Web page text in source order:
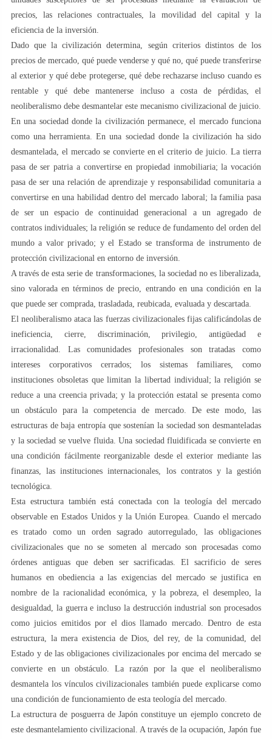
precios, las relaciones contractuales, la movilidad del capital y la
eficiencia de la inversión.
Dado que la civilización determina, según criterios distintos de los
precios de mercado, qué puede venderse y qué no, qué puede transferirse
al exterior y qué debe protegerse, qué debe rechazarse incluso cuando es
rentable y qué debe mantenerse incluso a costa de pérdidas, el
neoliberalismo debe desmantelar este mecanismo civilizacional de juicio.
En una sociedad donde la civilización permanece, el mercado funciona
como una herramienta. En una sociedad donde la civilización ha sido
desmantelada, el mercado se convierte en el criterio de juicio. La tierra
pasa de ser patria a convertirse en propiedad inmobiliaria; la vocación
pasa de ser una relación de aprendizaje y responsabilidad comunitaria a
convertirse en una habilidad dentro del mercado laboral; la familia pasa
de ser un espacio de continuidad generacional a un agregado de
contratos individuales; la religión se reduce de fundamento del orden del
mundo a valor privado; y el Estado se transforma de instrumento de
protección civilizacional en entorno de inversión.
A través de esta serie de transformaciones, la sociedad no es liberalizada,
sino valorada en términos de precio, entrando en una condición en la
que puede ser comprada, trasladada, reubicada, evaluada y descartada.
El neoliberalismo ataca las fuerzas civilizacionales fijas calificándolas de
ineficiencia, cierre, discriminación, privilegio, antigüedad e
irracionalidad. Las comunidades profesionales son tratadas como
intereses corporativos cerrados; los sistemas familiares, como
instituciones obsoletas que limitan la libertad individual; la religión se
reduce a una creencia privada; y la protección estatal se presenta como
un obstáculo para la competencia de mercado. De este modo, las
estructuras de baja entropía que sostenían la sociedad son desmanteladas
y la sociedad se vuelve fluida. Una sociedad fluidificada se convierte en
una condición fácilmente reorganizable desde el exterior mediante las
finanzas, las instituciones internacionales, los contratos y la gestión
tecnológica.
Esta estructura también está conectada con la teología del mercado
observable en Estados Unidos y la Unión Europea. Cuando el mercado
es tratado como un orden sagrado autorregulado, las obligaciones
civilizacionales que no se someten al mercado son procesadas como
órdenes antiguas que deben ser sacrificadas. El sacrificio de seres
humanos en obediencia a las exigencias del mercado se justifica en
nombre de la racionalidad económica, y la pobreza, el desempleo, la
desigualdad, la guerra e incluso la destrucción industrial son procesados
como juicios emitidos por el dios llamado mercado. Dentro de esta
estructura, la mera existencia de Dios, del rey, de la comunidad, del
Estado y de las obligaciones civilizacionales por encima del mercado se
convierte en un obstáculo. La razón por la que el neoliberalismo
desmantela los vínculos civilizacionales también puede explicarse como
una condición de funcionamiento de esta teología del mercado.
La estructura de posguerra de Japón constituye un ejemplo concreto de
este desmantelamiento civilizacional. A través de la ocupación, Japón fue